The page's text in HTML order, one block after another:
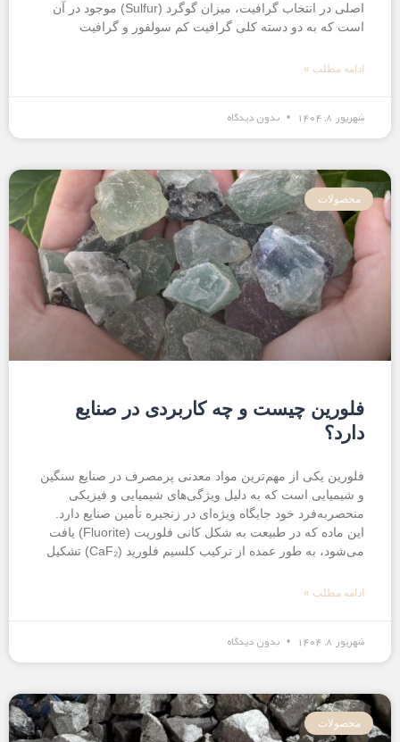
اصلی در انتخاب گرافیت، میزان گوگرد (Sulfur) موجود در آن
است که به دو دسته کلی گرافیت کم سولفور و گرافیت
ادامه مطلب »
شهریور ۸, ۱۴۰۴ بدون دیدگاه
محصولات
فلورین چیست و چه کاربردی در صنایع
دارد؟
فلورین یکی از مهم‌ترین مواد معدنی پرمصرف در صنایع سنگین
و شیمیایی است که به دلیل ویژگی‌های شیمیایی و فیزیکی
منحصر‌به‌فرد خود جایگاه ویژه‌ای در زنجیره تأمین صنایع دارد.
این ماده که در طبیعت به شکل کانی فلوریت (Fluorite) یافت
می‌شود، به طور عمده از ترکیب کلسیم فلورید (CaF₂) تشکیل
ادامه مطلب »
شهریور ۸, ۱۴۰۴ بدون دیدگاه
محصولات